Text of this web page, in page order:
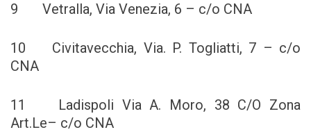
9 Vetralla, Via Venezia, 6 – c/o CNA
10 Civitavecchia, Via. P. Togliatti, 7 – c/o
CNA
11 Ladispoli Via A. Moro, 38 C/O Zona
Art.Le– c/o CNA